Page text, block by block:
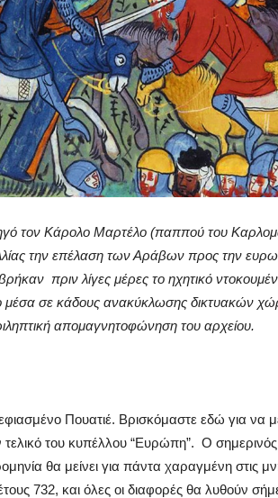
τον Κάρολο Μαρτέλο (παππού του
την επέλαση των Αράβων προς την
βρήκαν πριν λίγες μέρες το ηχητικό
μέσα σε κάδους ανακύκλωσης δικτυακών
απομαγνητοφώνηση του αρχείου.
Πουατιέ. Βρισκόμαστε εδώ για να
του κυπέλλου “Ευρώπη”. Ο σημερινός
θα μείνει για πάντα χαραγμένη στις
732, και όλες οι διαφορές θα λυθούν